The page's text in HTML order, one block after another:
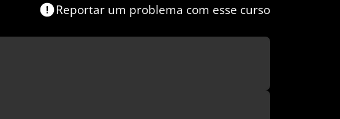
Reportar um problema com esse curso